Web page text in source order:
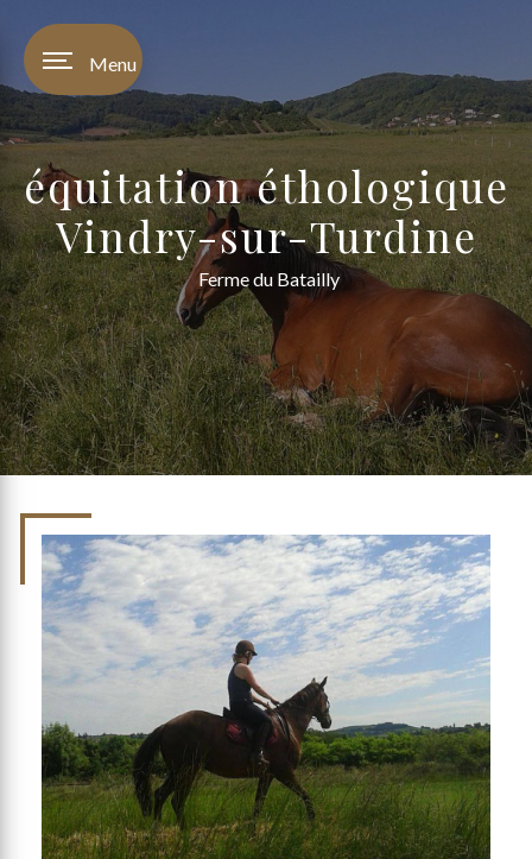
Menu
équitation éthologique
Vindry-sur-Turdine
Ferme du Batailly